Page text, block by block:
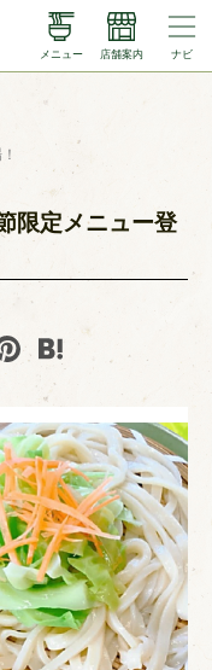
instagram
ナビ
メニュー 店舗案内
限定メニュー登